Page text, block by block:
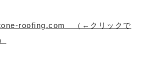
roofing.com （←クリックで